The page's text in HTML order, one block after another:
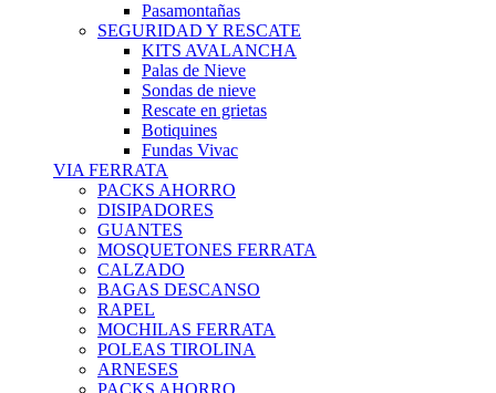
Pasamontañas
SEGURIDAD Y RESCATE
KITS AVALANCHA
Palas de Nieve
Sondas de nieve
Rescate en grietas
Botiquines
Fundas Vivac
VIA FERRATA
PACKS AHORRO
DISIPADORES
GUANTES
MOSQUETONES FERRATA
CALZADO
BAGAS DESCANSO
RAPEL
MOCHILAS FERRATA
POLEAS TIROLINA
ARNESES
PACKS AHORRO